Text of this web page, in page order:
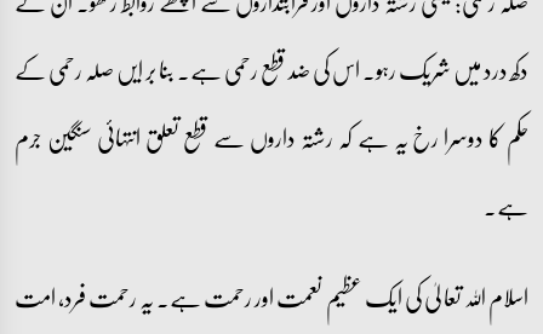
دکھ درد میں شریک رہو۔ اس کی ضد قطع رحمی ہے۔ بنا بر ایں صلہ رحمی کے
حکم کا دوسرا رخ یہ ہے کہ رشتہ داروں سے قطع تعلق انتہائی سنگین جرم
ہے۔
اسلام اللہ تعا لیٰ کی ایک عظیم نعمت اور رحمت ہے۔ یہ رحمت فرد، امت